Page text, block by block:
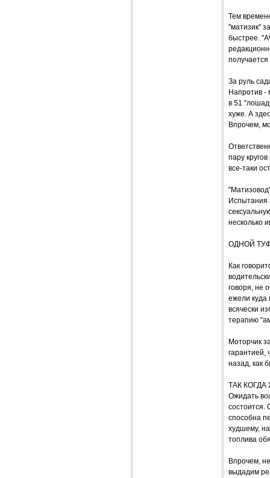
Тем
"матизик"
быстрее.
За руль
Напротив -
в 51
хуже. А
Впрочем,
пару
все-таки
Испытания
несколько
ОДНОЙ
Как
говоря, не
ежели куда
всячески
терапию
Моторчик
гарантией,
назад, как
ТАК КОГДА
Ожидать
состоится.
способна
худшему,
топлива
Впрочем,
выдадим